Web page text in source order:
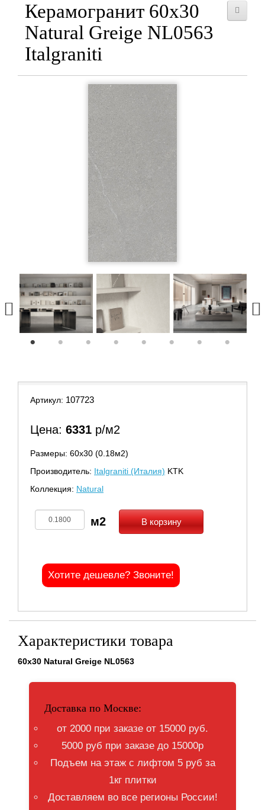
Керамогранит 60x30
Natural Greige NL0563
Italgraniti
Артикул: 107723
Цена: 6331 р/м2
Размеры: 60х30 (0.18м2)
Производитель: Italgraniti (Италия) KTK
Коллекция: Natural
В корзину
Хотите дешевле? Звоните!
Характеристики товара
60x30 Natural Greige NL0563
Доставка по Москве:
от 2000 при заказе от 15000 руб.
5000 руб при заказе до 15000р
Подъем на этаж с лифтом 5 руб за
1кг плитки
Доставляем во все регионы России!